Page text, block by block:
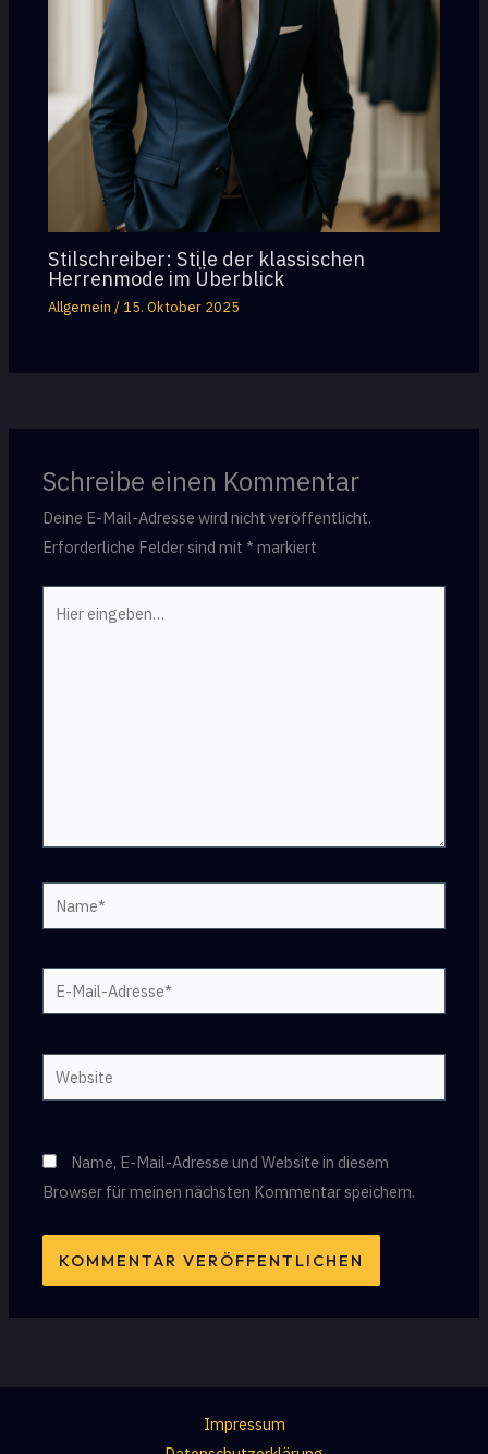
Stilschreiber: Stile der klassischen
Herrenmode im Überblick
Allgemein / 15. Oktober 2025
Schreibe einen Kommentar
Deine E-Mail-Adresse wird nicht veröffentlicht.
Erforderliche Felder sind mit* markiert
eingeben…
Name*
E-
Mail-
Website
Name, E-Mail-Adresse und Website in diesem
Browser für meinen nächsten Kommentar speichern.
Impressum